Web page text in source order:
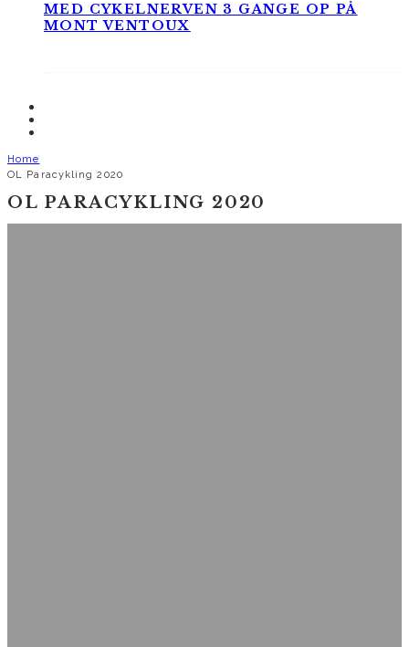
MED CYKELNERVEN 3 GANGE OP PÅ
MONT VENTOUX
Home
OL Paracykling 2020
OL PARACYKLING 2020